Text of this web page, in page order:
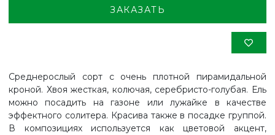
ЗАКАЗАТЬ
Среднерослый сорт с очень плотной пирамидальной
кроной. Хвоя жесткая, колючая, серебристо-голубая. Ель
можно посадить на газоне или лужайке в качестве
эффектного солитера. Красива также в посадке группой.
В композициях используется как цветовой акцент,